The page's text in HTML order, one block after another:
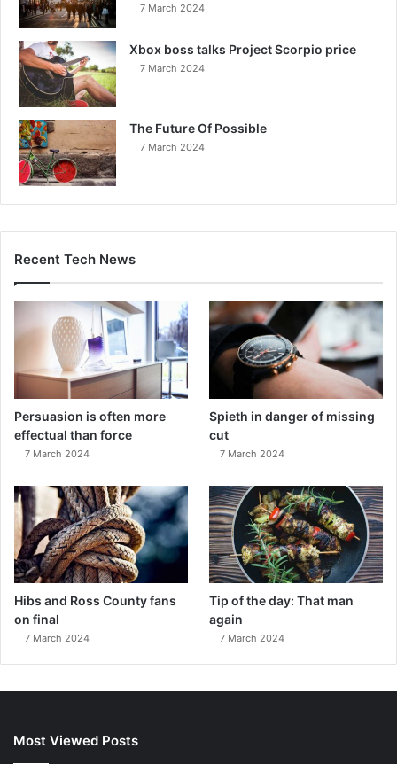
7 March 2024
Xbox boss talks Project Scorpio price
7 March 2024
The Future Of Possible
7 March 2024
Recent Tech News
Persuasion is often more
effectual than force
7 March 2024
Spieth in danger of missing
cut
7 March 2024
Hibs and Ross County fans
on final
7 March 2024
Tip of the day: That man
again
7 March 2024
Most Viewed Posts